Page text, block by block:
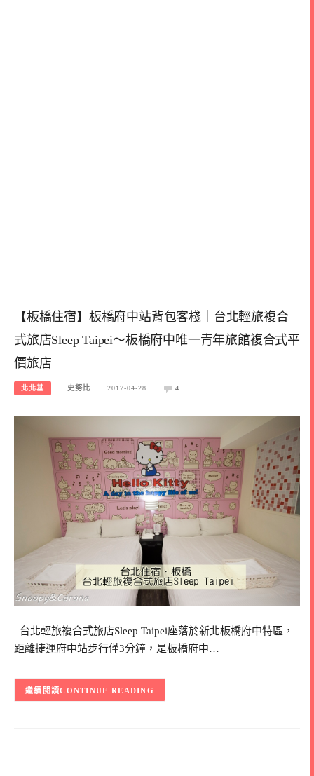
【板橋住宿】板橋府中站背包客棧｜台北輕旅複合
式旅店Sleep Taipei～板橋府中唯一青年旅館複合式平
價旅店
北北基 史努比 2017-04-28 4
台北輕旅複合式旅店Sleep Taipei座落於新北板橋府中特區，
距離捷運府中站步行僅3分鐘，是板橋府中…
CONTINUE READING